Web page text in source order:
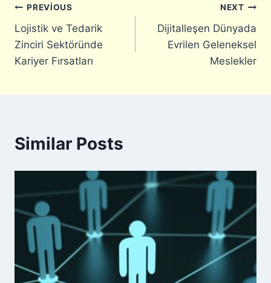
Yazı
gezinmesi
PREVIOUS
Lojistik ve Tedarik
Zinciri Sektöründe
Kariyer Fırsatları
NEXT
Dijitalleşen Dünyada
Evrilen Geleneksel
Meslekler
Similar Posts